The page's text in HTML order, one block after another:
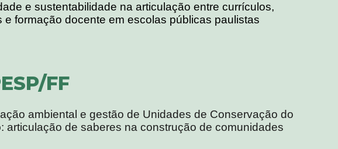
e sustentabilidade na articulação entre currículos,
e formação docente em escolas públicas paulistas
FF
ambiental e gestão de Unidades de Conservação do
articulação de saberes na construção de comunidades